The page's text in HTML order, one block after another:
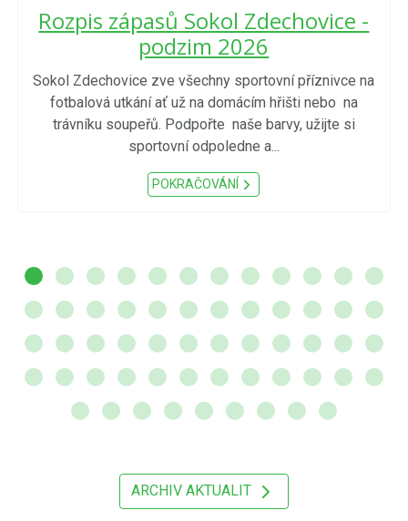
Rozpis zápasů Sokol Zdechovice -
podzim 2026
Sokol Zdechovice zve všechny sportovní příznivce na
fotbalová utkání ať už na domácím hřišti nebo na
trávníku soupeřů. Podpořte naše barvy, užijte si
sportovní odpoledne a...
POKRAČOVÁNÍ
ARCHIV AKTUALIT